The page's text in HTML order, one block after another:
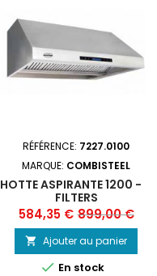
RÉFÉRENCE: 7227.0100
MARQUE: COMBISTEEL
HOTTE ASPIRANTE 1200 - 4
FILTERS
Prix
584,35 € Prix
de
base
899,00 €
 Ajouter au panier
 En stock